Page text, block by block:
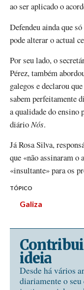
ao ser aplicado o
Defendeu ainda que
pode alterar o actual
Por seu lado, o
Pérez, também
galegos e declarou
sabem perfeitamente
a qualidade do ensino
diárioNós.
Já Rosa Silva,
que «não assinaram o
«insultante» para os
TÓPICO
Galiza
ideia
Desde há vários
diariamente o